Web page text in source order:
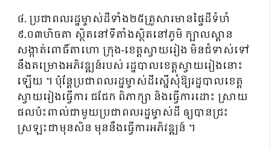
៤. ប្រជាពលរដ្ឋម្ចាស់ដីទាំង២៥គ្រួសារមានផ្ទៃដីទំហំ
៩.០៣ហិចតា ស្ថិតនៅទីតាំងស្ថិតនៅភូមិ ក្បាលស្ពាន
សង្កាត់ពោធិ៍តាហោ ក្រុង-ខេត្តស្វាយរៀង មិនជំទាស់ទៅ
នឹងគម្រោងអភិវឌ្ឍន៍របស់ រដ្ឋបាលខេត្តស្វាយរៀងនោះ
ឡើយ ។ ប៉ុន្តែប្រជាពលរដ្ឋម្ចាស់ដីស្នើសុំឱ្យរដ្ឋបាលខេត្ត
ស្វាយរៀងធ្វើការ ជជែក ពិភាក្សា និងធ្វើការដោះ ស្រាយ
ផលប៉ះពាល់ជាមួយប្រជាពលរដ្ឋម្ចាស់ដី ឲ្យបានជ្រះ
ស្រឡះជាមុនសិន មុននឹងធ្វើការអភិវឌ្ឍន៍ ។